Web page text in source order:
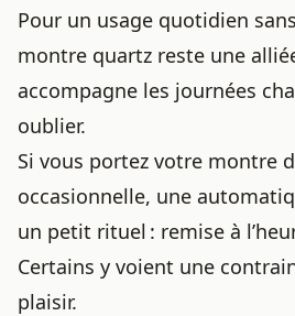
Pour un usage quotidien
montre quartz reste une
accompagne les journées
oublier.
Si vous portez votre montre
occasionnelle, une
un petit rituel : remise à
Certains y voient une
plaisir.